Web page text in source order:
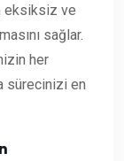
eksiksiz ve
sağlar.
her
sürecinizi en